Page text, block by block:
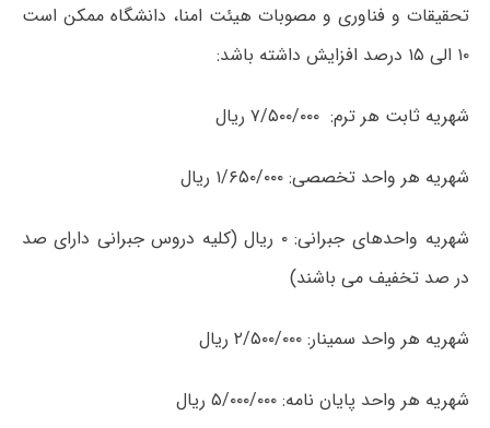
تحقیقات و فناوری و مصوبات هیئت امنا، دانشگاه ممکن است
۱۰ الی ۱۵ درصد افزایش داشته باشد:
شهریه ثابت هر ترم: ۷/۵۰۰/۰۰۰ ریال
شهریه هر واحد تخصصی: ۱/۶۵۰/۰۰۰ ریال
شهریه واحدهای جبرانی: ۰ ریال (کلیه دروس جبرانی دارای صد
در صد تخفیف می باشند)
شهریه هر واحد سمینار: ۲/۵۰۰/۰۰۰ ریال
شهریه هر واحد پایان نامه: ۵/۰۰۰/۰۰۰ ریال